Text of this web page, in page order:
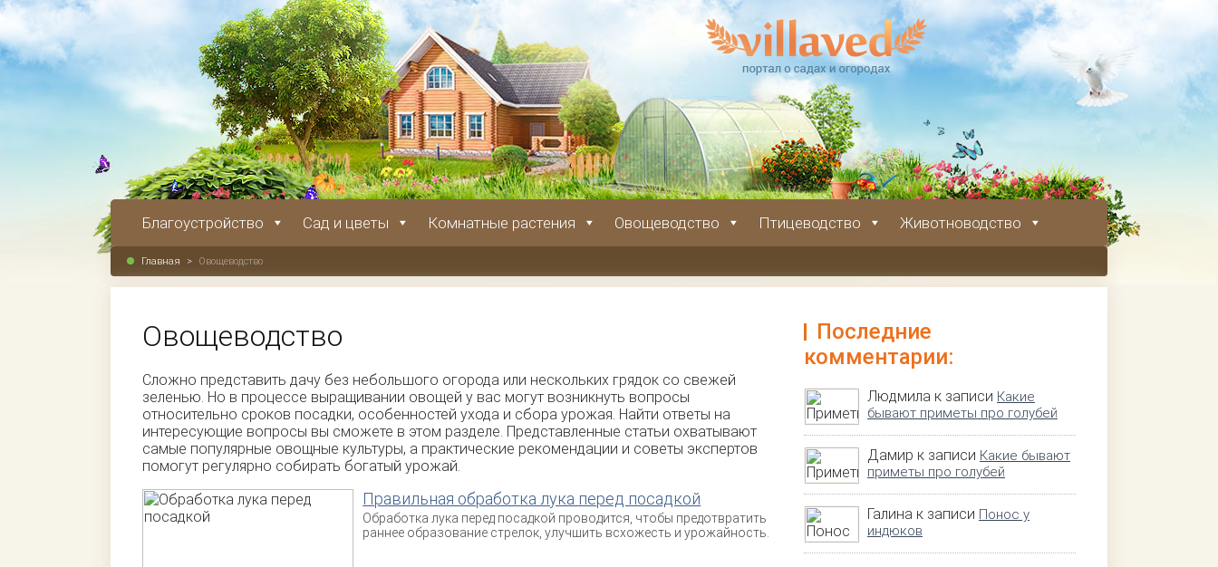
Благоустройство Сад и цветы Комнатные растения Овощеводство Птицеводство Животноводство
Главная > Овощеводство
Овощеводство
Сложно представить дачу без небольшого огорода или нескольких грядок со свежей
зеленью. Но в процессе выращивании овощей у вас могут возникнуть вопросы
относительно сроков посадки, особенностей ухода и сбора урожая. Найти ответы на
интересующие вопросы вы сможете в этом разделе. Представленные статьи охватывают
самые популярные овощные культуры, а практические рекомендации и советы экспертов
помогут регулярно собирать богатый урожай.
Правильная обработка лука перед посадкой
Обработка лука перед посадкой проводится, чтобы предотвратить
раннее образование стрелок, улучшить всхожесть и урожайность.
Последние
комментарии:
Людмила к записи Какие
бывают приметы про голубей
Дамир к записи Какие бывают
приметы про голубей
Галина к записи Понос у
индюков